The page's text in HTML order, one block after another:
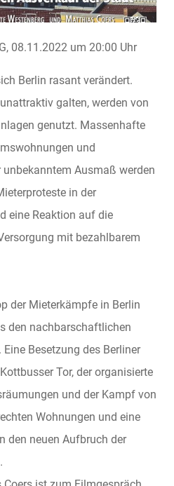
08.11.2022 um 20:00 Uhr
Berlin rasant verändert.
galten, werden von
genutzt. Massenhafte
und
Ausmaß werden
in der
eine Reaktion auf die
mit bezahlbarem
der Mieterkämpfe in Berlin
den nachbarschaftlichen
Besetzung des Berliner
Tor, der organisierte
und der Kampf von
Wohnungen und eine
den neuen Aufbruch der